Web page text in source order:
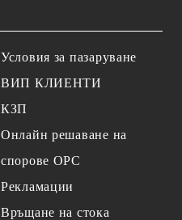
Условия за пазаруване
ВИП КЛИЕНТИ
КЗП
Онлайн решаване на
спорове OPC
Рекламации
Връщане на стока